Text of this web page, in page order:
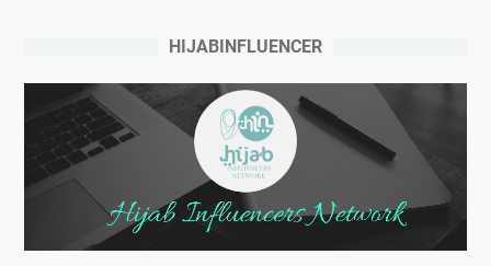
HIJABINFLUENCER